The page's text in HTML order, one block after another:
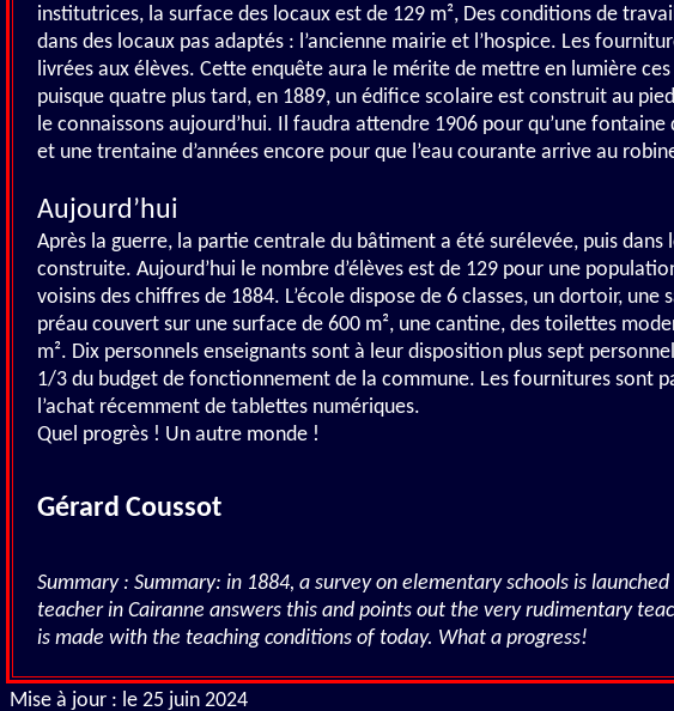
institutrices, la surface des locaux est de 129 m², Des conditions de
dans des locaux pas adaptés : l’ancienne mairie et l’hospice. Les
livrées aux élèves. Cette enquête aura le mérite de mettre en lumière
puisque quatre plus tard, en 1889, un édifice scolaire est construit au
le connaissons aujourd’hui. Il faudra attendre 1906 pour qu’une
et une trentaine d’années encore pour que l’eau courante arrive au
Aujourd’hui
Après la guerre, la partie centrale du bâtiment a été surélevée, puis dans
construite. Aujourd’hui le nombre d’élèves est de 129 pour une
voisins des chiffres de 1884. L’école dispose de 6 classes, un dortoir,
préau couvert sur une surface de 600 m², une cantine, des toilettes
m². Dix personnels enseignants sont à leur disposition plus sept
1/3 du budget de fonctionnement de la commune. Les fournitures sont
l’achat récemment de tablettes numériques.
Quel progrès ! Un autre monde !
Gérard Coussot
Summary : Summary: in 1884, a survey on elementary schools is
teacher in Cairanne answers this and points out the very rudimentary
is made with the teaching conditions of today. What a progress!
Mise à jour : le 25 juin 2024